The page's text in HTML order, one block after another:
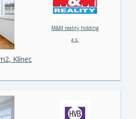
M&M reality holding
a.s.
Klínec